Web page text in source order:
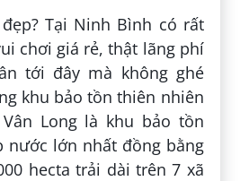
Tại Ninh Bình có rất
chơi giá rẻ, thật lãng phí
tới đây mà không ghé
khu bảo tồn thiên nhiên
Long là khu bảo tồn
nước lớn nhất đồng bằng
hecta trải dài trên 7 xã